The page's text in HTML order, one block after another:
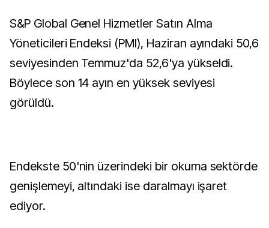
S&P Global Genel Hizmetler Satın Alma
Yöneticileri Endeksi (PMI), Haziran ayındaki 50,6
seviyesinden Temmuz'da 52,6'ya yükseldi.
Böylece son 14 ayın en yüksek seviyesi
görüldü.
Endekste 50'nin üzerindeki bir okuma sektörde
genişlemeyi, altındaki ise daralmayı işaret
ediyor.